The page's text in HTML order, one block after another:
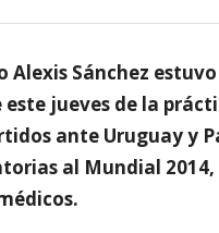
Alexis Sánchez
jueves de la
ante Uruguay y
al Mundial